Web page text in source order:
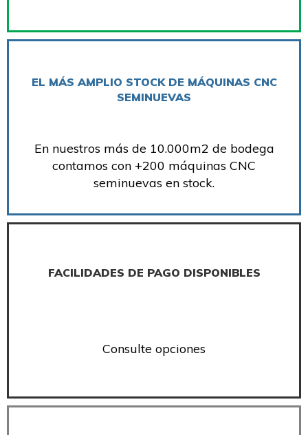
EL MÁS AMPLIO STOCK DE MÁQUINAS CNC
SEMINUEVAS
En nuestros más de 10.000m2 de bodega
contamos con +200 máquinas CNC
seminuevas en stock.
FACILIDADES DE PAGO DISPONIBLES
Consulte opciones